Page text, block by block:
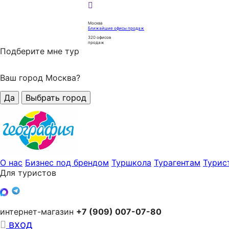
Москва
Ближайшие офисы продаж
320 офисов
продаж
Подберите мне тур
Ваш город Москва?
Да
Выбрать город
О нас Бизнес под брендом Туршкола Турагентам
Для туристов
интернет-магазин +7 (909) 007-07-80
вход